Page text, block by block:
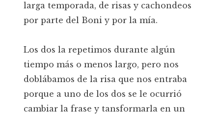
larga temporada, de risas y cachondeos
por parte del Boni y por la mía.
Los dos la repetimos durante algún
tiempo más o menos largo, pero nos
doblábamos de la risa que nos entraba
porque a uno de los dos se le ocurrió
cambiar la frase y tansformarla en un